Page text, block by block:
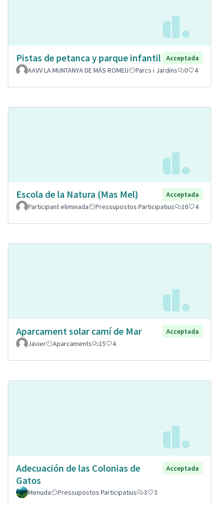
Pistas de petanca y parque infantil
Acceptada
AAVV LA MUNTANYA DE MÁS ROMEU
Parcs i Jardins 0 4
Escola de la Natura (Mas Mel)
Acceptada
Participant eliminada
Pressupostos Participatius 16 4
Aparcament solar camí de Mar
Acceptada
Javier
Aparcaments 15 4
Adecuación de las Colonias de
Gatos
Acceptada
Menuda Pressupostos Participatius 3 3